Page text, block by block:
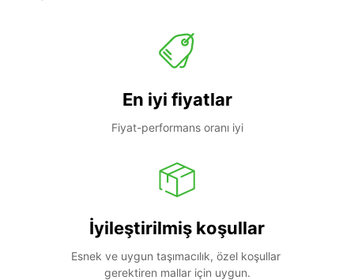
En iyi fiyatlar
Fiyat-performans oranı iyi
İyileştirilmiş koşullar
Esnek ve uygun taşımacılık, özel koşullar
gerektiren mallar için uygun.